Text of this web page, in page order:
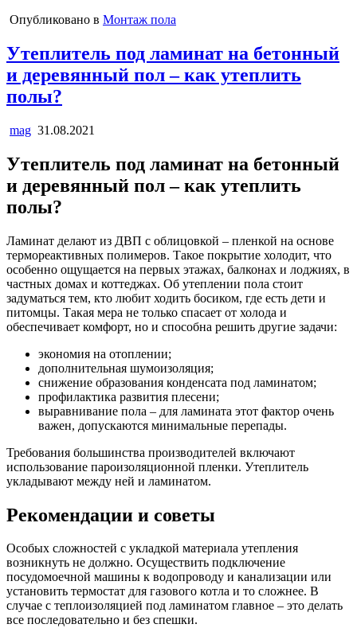
Опубликовано в Монтаж пола
Утеплитель под ламинат на бетонный
и деревянный пол – как утеплить
полы?
mag 31.08.2021
Утеплитель под ламинат на бетонный
и деревянный пол – как утеплить
полы?
Ламинат делают из ДВП с облицовкой – пленкой на основе
термореактивных полимеров. Такое покрытие холодит, что
особенно ощущается на первых этажах, балконах и лоджиях, в
частных домах и коттеджах. Об утеплении пола стоит
задуматься тем, кто любит ходить босиком, где есть дети и
питомцы. Такая мера не только спасает от холода и
обеспечивает комфорт, но и способна решить другие задачи:
экономия на отоплении;
дополнительная шумоизоляция;
снижение образования конденсата под ламинатом;
профилактика развития плесени;
выравнивание пола – для ламината этот фактор очень
важен, допускаются минимальные перепады.
Требования большинства производителей включают
использование пароизоляционной пленки. Утеплитель
укладывают между ней и ламинатом.
Рекомендации и советы
Особых сложностей с укладкой материала утепления
возникнуть не должно. Осуществить подключение
посудомоечной машины к водопроводу и канализации или
установить термостат для газового котла и то сложнее. В
случае с теплоизоляцией под ламинатом главное – это делать
все последовательно и без спешки.